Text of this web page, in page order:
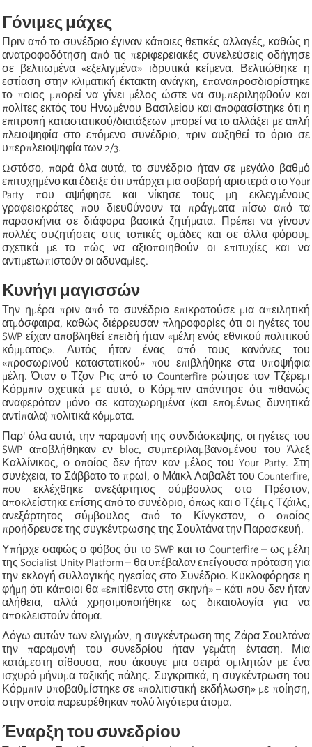
Γόνιμες μάχες
Πριν από το συνέδριο έγιναν κάποιες θετικές αλλαγές, καθώς η
ανατροφοδότηση από τις περιφερειακές συνελεύσεις οδήγησε
σε βελτιωμένα «εξελιγμένα» ιδρυτικά κείμενα. Βελτιώθηκε η
εστίαση στην κλιματική έκτακτη ανάγκη, επαναπροσδιορίστηκε
το ποιος μπορεί να γίνει μέλος ώστε να συμπεριληφθούν και
πολίτες εκτός του Ηνωμένου Βασιλείου και αποφασίστηκε ότι η
επιτροπή καταστατικού/διατάξεων μπορεί να το αλλάξει με απλή
πλειοψηφία στο επόμενο συνέδριο, πριν αυξηθεί το όριο σε
υπερπλειοψηφία των 2/3.
Ωστόσο, παρά όλα αυτά, το συνέδριο ήταν σε μεγάλο βαθμό
επιτυχημένο και έδειξε ότι υπάρχει μια σοβαρή αριστερά στο Your
Party που αψήφησε και νίκησε τους μη εκλεγμένους
γραφειοκράτες που διευθύνουν τα πράγματα πίσω από τα
παρασκήνια σε διάφορα βασικά ζητήματα. Πρέπει να γίνουν
πολλές συζητήσεις στις τοπικές ομάδες και σε άλλα φόρουμ
σχετικά με το πώς να αξιοποιηθούν οι επιτυχίες και να
αντιμετωπιστούν οι αδυναμίες.
Κυνήγι μαγισσών
Την ημέρα πριν από το συνέδριο επικρατούσε μια απειλητική
ατμόσφαιρα, καθώς διέρρευσαν πληροφορίες ότι οι ηγέτες του
SWP είχαν αποβληθεί επειδή ήταν «μέλη ενός εθνικού πολιτικού
κόμματος». Αυτός ήταν ένας από τους κανόνες του
«προσωρινού καταστατικού» που επιβλήθηκε στα υποψήφια
μέλη. Όταν ο Τζον Ρις από το Counterfire ρώτησε τον Τζέρεμι
Κόρμπιν σχετικά με αυτό, ο Κόρμπιν απάντησε ότι πιθανώς
αναφερόταν μόνο σε καταχωρημένα (και επομένως δυνητικά
αντίπαλα) πολιτικά κόμματα.
Παρ' όλα αυτά, την παραμονή της συνδιάσκεψης, οι ηγέτες του
SWP αποβλήθηκαν εν bloc, συμπεριλαμβανομένου του Άλεξ
Καλλίνικος, ο οποίος δεν ήταν καν μέλος του Your Party. Στη
συνέχεια, το Σάββατο το πρωί, ο Μάικλ Λαβαλέτ του Counterfire,
που εκλέχθηκε ανεξάρτητος σύμβουλος στο Πρέστον,
αποκλείστηκε επίσης από το συνέδριο, όπως και ο Τζέιμς Τζάιλς,
ανεξάρτητος σύμβουλος από το Κίνγκστον, ο οποίος
προήδρευσε της συγκέντρωσης της Σουλτάνα την Παρασκευή.
Υπήρχε σαφώς ο φόβος ότι το SWP και το Counterfire – ως μέλη
της Socialist Unity Platform – θα υπέβαλαν επείγουσα πρόταση για
την εκλογή συλλογικής ηγεσίας στο Συνέδριο. Κυκλοφόρησε η
φήμη ότι κάποιοι θα «επιτίθεντο στη σκηνή» – κάτι που δεν ήταν
αλήθεια, αλλά χρησιμοποιήθηκε ως δικαιολογία για να
αποκλειστούν άτομα.
Λόγω αυτών των ελιγμών, η συγκέντρωση της Ζάρα Σουλτάνα
την παραμονή του συνεδρίου ήταν γεμάτη ένταση. Μια
κατάμεστη αίθουσα, που άκουγε μια σειρά ομιλητών με ένα
ισχυρό μήνυμα ταξικής πάλης. Συγκριτικά, η συγκέντρωση του
Κόρμπιν υποβαθμίστηκε σε «πολιτιστική εκδήλωση» με ποίηση,
στην οποία παρευρέθηκαν πολύ λιγότερα άτομα.
Έναρξη του συνεδρίου